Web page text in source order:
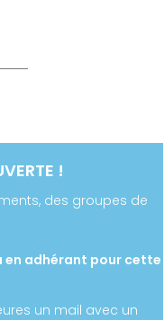
!
des groupes de
en adhérant pour cette
un mail avec un